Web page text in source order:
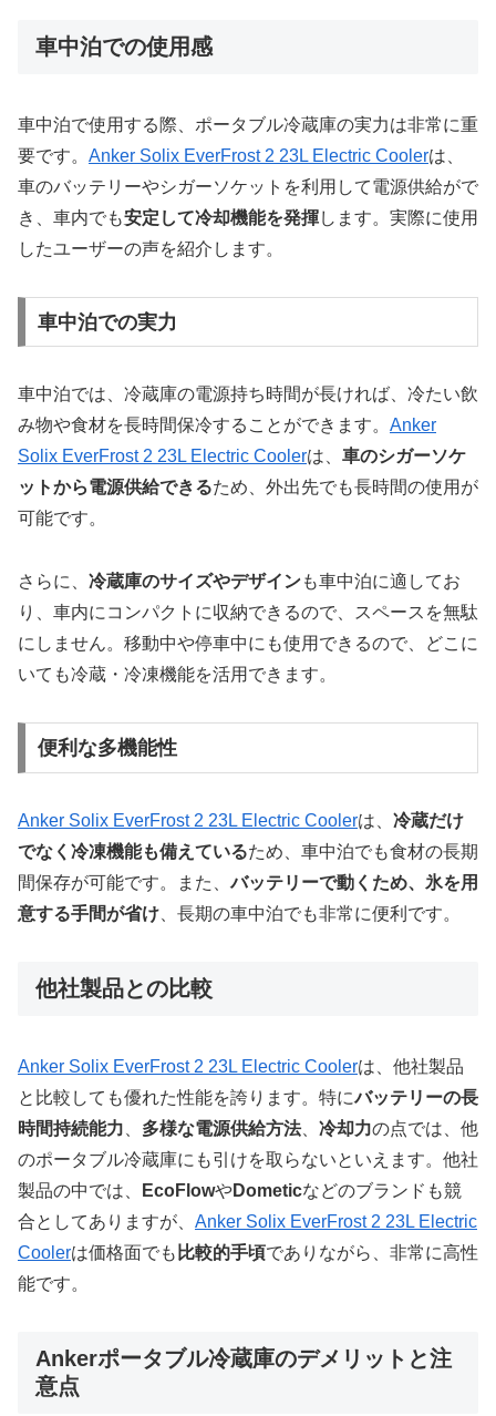
車中泊での使用感
車中泊で使用する際、ポータブル冷蔵庫の実力は非常に重
要です。 Anker Solix EverFrost 2 23L Electric Coolerは、
車のバッテリーやシガーソケットを利用して電源供給がで
き、車内でも安定して冷却機能を発揮します。実際に使用
したユーザーの声を紹介します。
車中泊での実力
車中泊では、冷蔵庫の電源持ち時間が長ければ、冷たい飲
み物や食材を長時間保冷することができます。 Anker
Solix EverFrost 2 23L Electric Coolerは、 車のシガーソケ
ットから電源供給できるため、外出先でも長時間の使用が
可能です。
さらに、 冷蔵庫のサイズやデザインも車中泊に適してお
り、車内にコンパクトに収納できるので、スペースを無駄
にしません。移動中や停車中にも使用できるので、どこに
いても冷蔵・冷凍機能を活用できます。
便利な多機能性
Anker Solix EverFrost 2 23L Electric Coolerは、 冷蔵だけ
でなく冷凍機能も備えているため、車中泊でも食材の長期
間保存が可能です。また、バッテリーで動くため、氷を用
意する手間が省け 、長期の車中泊でも非常に便利です。
他社製品との比較
Anker Solix EverFrost 2 23L Electric Coolerは、他社製品
と比較しても優れた性能を誇ります。特にバッテリーの長
時間持続能力
多様な電源供給方法、 冷却力の点では、他
のポータブル冷蔵庫にも引けを取らないといえます。他社
製品の中では、
EcoFlowやDometicなどのブランドも競
合としてありますが、 Anker Solix EverFrost 2 23L Electric
Coolerは価格面でも 比較的手頃でありながら、非常に高性
能です。
Ankerポータブル冷蔵庫のデメリットと注
意点